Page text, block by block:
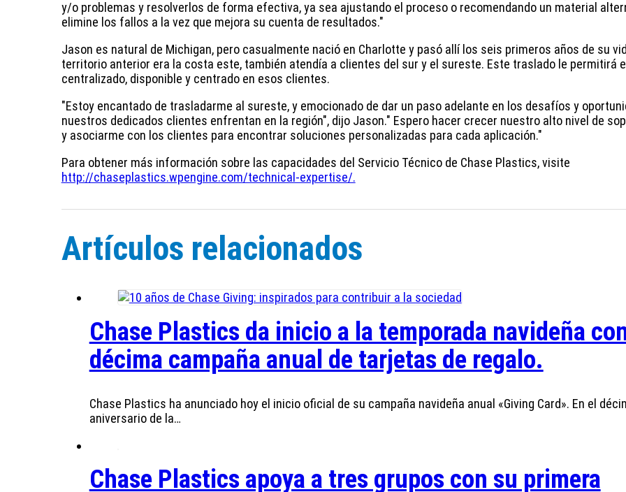
y/o problemas y resolverlos de forma efectiva, ya sea ajustando el proceso o recomendando un material
elimine los fallos a la vez que mejora su cuenta de resultados."
Jason es natural de Michigan, pero casualmente nació en Charlotte y pasó allí los seis primeros años de su
territorio anterior era la costa este, también atendía a clientes del sur y el sureste. Este traslado le permitirá
centralizado, disponible y centrado en esos clientes.
"Estoy encantado de trasladarme al sureste, y emocionado de dar un paso adelante en los desafíos y
nuestros dedicados clientes enfrentan en la región", dijo Jason." Espero hacer crecer nuestro alto nivel de
y asociarme con los clientes para encontrar soluciones personalizadas para cada aplicación."
Para obtener más información sobre las capacidades del Servicio Técnico de Chase Plastics, visite
http://chaseplastics.wpengine.com/technical-expertise/.
Artículos relacionados
Chase Plastics da inicio a la temporada navideña
décima campaña anual de tarjetas de regalo.
Chase Plastics ha anunciado hoy el inicio oficial de su campaña navideña anual «Giving Card». En el
aniversario de la…
Chase Plastics apoya a tres grupos con su primera